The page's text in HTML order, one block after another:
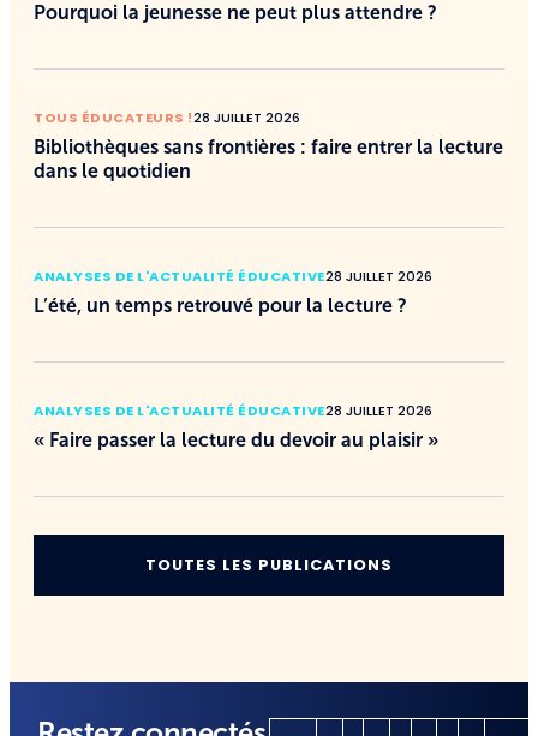
Pourquoi la jeunesse ne peut plus attendre ?
TOUS ÉDUCATEURS !28 JUILLET 2026
Bibliothèques sans frontières : faire entrer la lecture
dans le quotidien
ANALYSES DE L'ACTUALITÉ ÉDUCATIVE28 JUILLET 2026
L’été, un temps retrouvé pour la lecture ?
ANALYSES DE L'ACTUALITÉ ÉDUCATIVE28 JUILLET 2026
« Faire passer la lecture du devoir au plaisir »
TOUTES LES PUBLICATIONS